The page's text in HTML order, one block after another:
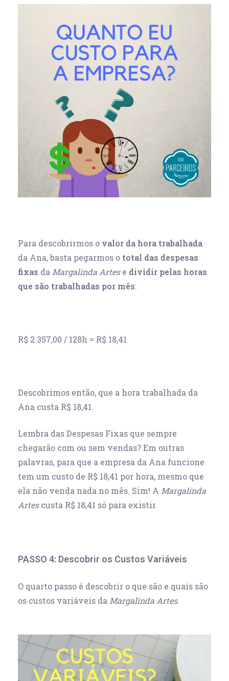
Para descobrirmos o valor da hora trabalhada
da Ana, basta pegarmos o total das despesas
fixas da Margalinda Artese dividir pelas horas
que são trabalhadas por mês:
R$ 2.357,00 / 128h = R$ 18,41
Descobrimos então, que a hora trabalhada da
Ana custa R$ 18,41.
Lembra das Despesas Fixas que sempre
chegarão com ou sem vendas? Em outras
palavras, para que a empresa da Ana funcione
tem um custo de R$ 18,41 por hora, mesmo que
ela não venda nada no mês. Sim! A Margalinda
Artescusta R$ 18,41 só para existir.
PASSO 4: Descobrir os Custos Variáveis
O quarto passo é descobrir o que são e quais são
os custos variáveis da Margalinda Artes.